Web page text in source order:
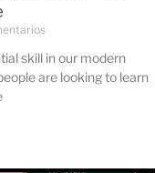
skill in our modern
are looking to learn